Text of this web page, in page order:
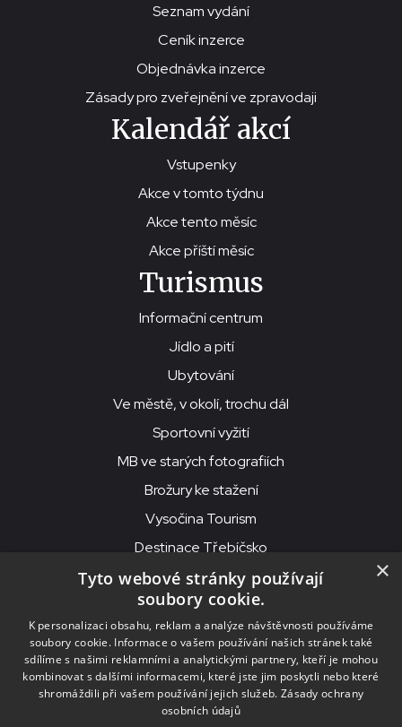
Seznam vydání
Ceník inzerce
Objednávka inzerce
Zásady pro zveřejnění ve zpravodaji
Kalendář akcí
Vstupenky
Akce v tomto týdnu
Akce tento měsíc
Akce příští měsíc
Turismus
Informační centrum
Jídlo a pití
Ubytování
Ve městě, v okolí, trochu dál
Sportovní vyžití
MB ve starých fotografiích
Brožury ke stažení
Vysočina Tourism
Destinace Třebíčsko
© 2026MKS Beseda Mor. Budějovice
MKS Beseda, příspěvková organizace, Purcnerova 62, 676 02
Moravské Budějovice
IČO: 00091758, DIČ: CZ00091758, ID datové schránky: chjn2kd
×
Tyto webové stránky používají
soubory cookie.
K personalizaci obsahu, reklam a analýze návštěvnosti používáme
soubory cookie. Informace o vašem používání našich stránek také
sdílíme s našimi reklamními a analytickými partnery, kteří je mohou
kombinovat s dalšími informacemi, které jste jim poskytli nebo které
shromáždili při vašem používání jejich služeb. Zásady ochrany
osobních údajů